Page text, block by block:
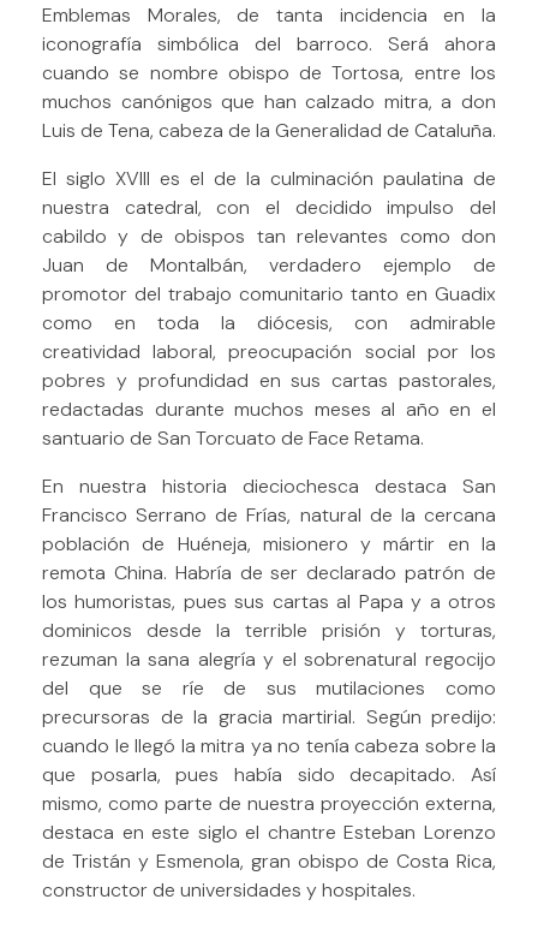
Emblemas Morales, de tanta incidencia en la
iconografía simbólica del barroco. Será ahora
cuando se nombre obispo de Tortosa, entre los
muchos canónigos que han calzado mitra, a don
Luis de Tena, cabeza de la Generalidad de Cataluña.
El siglo XVIII es el de la culminación paulatina de
nuestra catedral, con el decidido impulso del
cabildo y de obispos tan relevantes como don
Juan de Montalbán, verdadero ejemplo de
promotor del trabajo comunitario tanto en Guadix
como en toda la diócesis, con admirable
creatividad laboral, preocupación social por los
pobres y profundidad en sus cartas pastorales,
redactadas durante muchos meses al año en el
santuario de San Torcuato de Face Retama.
En nuestra historia dieciochesca destaca San
Francisco Serrano de Frías, natural de la cercana
población de Huéneja, misionero y mártir en la
remota China. Habría de ser declarado patrón de
los humoristas, pues sus cartas al Papa y a otros
dominicos desde la terrible prisión y torturas,
rezuman la sana alegría y el sobrenatural regocijo
del que se ríe de sus mutilaciones como
precursoras de la gracia martirial. Según predijo:
cuando le llegó la mitra ya no tenía cabeza sobre la
que posarla, pues había sido decapitado. Así
mismo, como parte de nuestra proyección externa,
destaca en este siglo el chantre Esteban Lorenzo
de Tristán y Esmenola, gran obispo de Costa Rica,
constructor de universidades y hospitales.